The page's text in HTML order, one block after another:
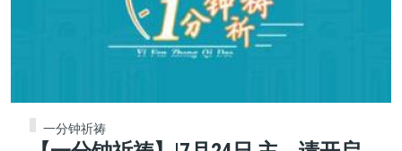
一分钟祈祷